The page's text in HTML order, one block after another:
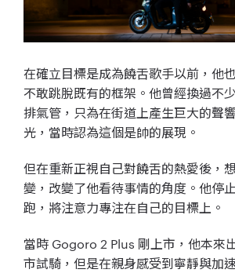
在確立目標是成為饒舌歌手以前，他
不敢跳脫既有的框架。他曾經換過不
排氣管，只為在街道上產生巨大的聲
光，當時認為這個是帥的展現。
但在重新正視自己對饒舌的熱愛後，
變，改變了他看待事情的角度。他停
跑，將注意力專注在自己的目標上。
當時 Gogoro 2 Plus 剛上市，他本來
市試騎，但是在親身感受到寧靜與加